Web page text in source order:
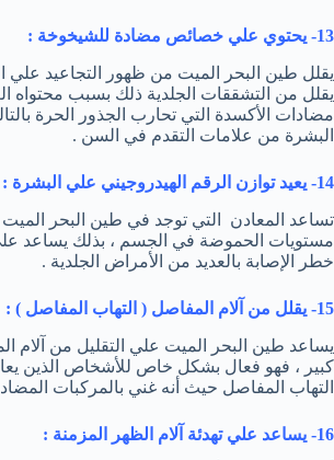
13- يحتوي علي خصائص مضادة للشيخوخة :
يقلل طين البحر الميت من ظهور التجاعيد علي
يقلل من التشققات الجلدية ذلك بسبب محتواه
مضادات الأكسدة التي تحارب الجذور الحرة
البشرة من علامات التقدم في السن .
14- يعيد توازن الرقم الهيدروجيني علي البشرة :
تساعد المعادن التي توجد في طين البحر
مستويات الحموضة في الجسم ، بذلك يساعد
خطر الإصابة بالعديد من الأمراض الجلدية .
15- يقلل من آلام المفاصل ( التهاب المفاصل ) :
يساعد طين البحر الميت علي التقليل من آلام
كبير ، فهو فعال بشكل خاص للأشخاص الذين
التهاب المفاصل حيث أنه غني بالمركبات
16- يساعد علي تهدئة آلام الظهر المزمنة :